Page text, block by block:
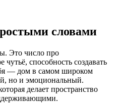
словами
Это число про
чутьё, способность создавать
— дом в самом широком
но и эмоциональный.
делает пространство